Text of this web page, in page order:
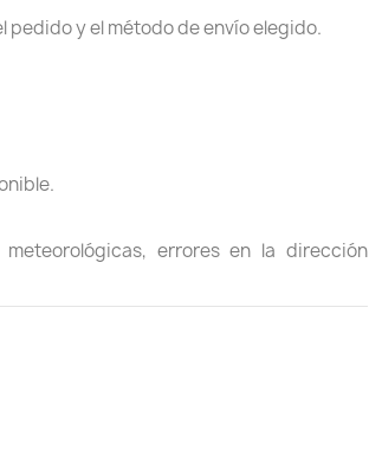
pedido y el método de envío elegido.
errores en la dirección